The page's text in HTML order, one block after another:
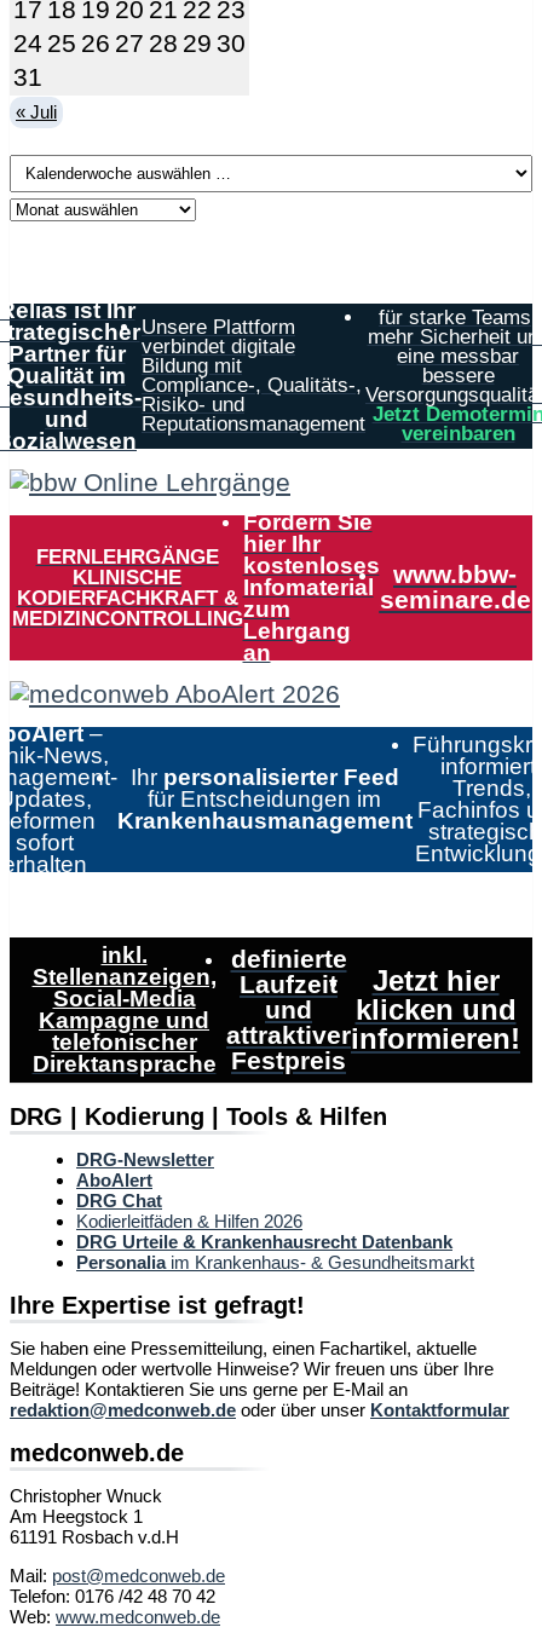
17 18 19 20 21 22 23
24 25 26 27 28 29 30
31
« Juli
ist Ihr
Partner für
Qualität im
und
Unsere Plattform
verbindet digitale
Bildung mit
Compliance-, Qualitäts-,
Risiko- und
Reputationsmanagement
für starke Teams,
mehr Sicherheit
eine messbar
bessere
Jetzt
vereinbaren
FERNLEHRGÄNGE
KLINISCHE
KODIERFACHKRAFT &
MEDIZINCONTROLLING
Fordern Sie
hier Ihr
kostenloses
Infomaterial
zum
Lehrgang
an
www.bbw-
seminare.de
–
News,
sofort
erhalten
Ihr personalisierter Feed
für Entscheidungen im
Krankenhausmanagement
informiert:
Trends,
Fachinfos
inkl.
Stellenanzeigen,
Social-Media
Kampagne und
telefonischer
Direktansprache
definierte
Laufzeit
und
attraktiver
Festpreis
Jetzt hier
klicken und
informieren!
DRG | Kodierung | Tools & Hilfen
DRG-Newsletter
AboAlert
DRG Chat
Kodierleitfäden & Hilfen 2026
DRG Urteile & Krankenhausrecht Datenbank
Personaliaim Krankenhaus- & Gesundheitsmarkt
Ihre Expertise ist gefragt!
Sie haben eine Pressemitteilung, einen Fachartikel, aktuelle
Meldungen oder wertvolle Hinweise? Wir freuen uns über Ihre
Beiträge! Kontaktieren Sie uns gerne per E-Mail an
redaktion@medconweb.de oder über unser Kontaktformular
medconweb.de
Christopher Wnuck
Am Heegstock 1
61191 Rosbach v.d.H
Mail: post@medconweb.de
Telefon: 0176 /42 48 70 42
Web: www.medconweb.de